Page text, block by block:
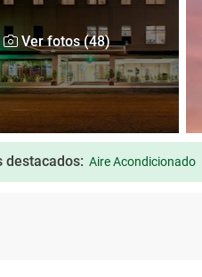
Ver fotos (48)
destacados: Aire Acondicionado